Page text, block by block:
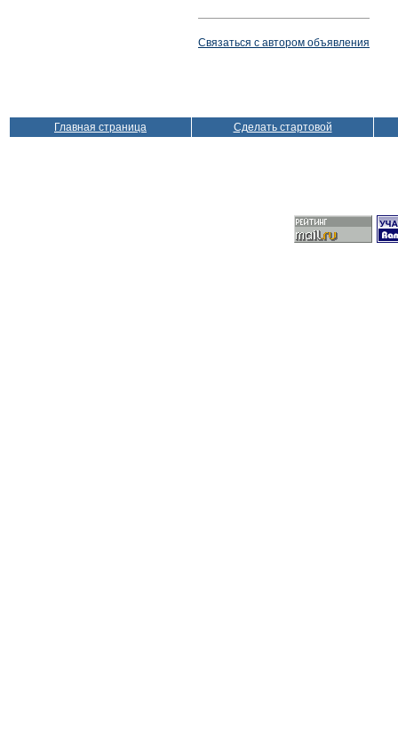
Связаться с автором объявления
Главная страница Сделать стартовой